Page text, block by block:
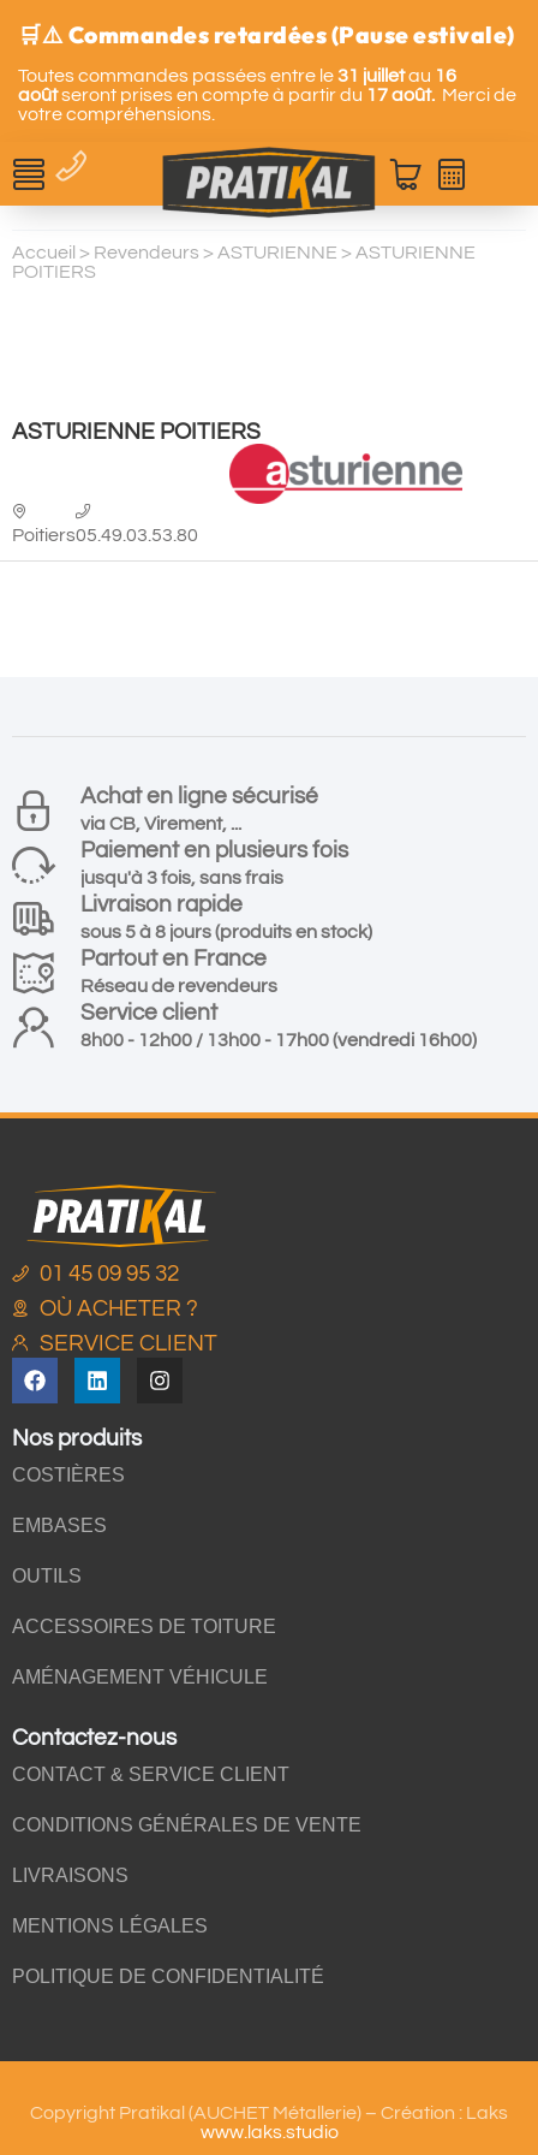
🛒⚠️ Commandes retardées (Pause estivale)
Toutes commandes passées entre le31 juilletau 16
aoûtseront prises en compte à partir du 17 août. Merci de
votre compréhensions.
Accueil > Revendeurs > ASTURIENNE > ASTURIENNE
POITIERS
ASTURIENNE POITIERS
Poitiers05.49.03.53.80
Achat en ligne sécurisé
via CB, Virement, ...
Paiement en plusieurs fois
jusqu'à 3 fois, sans frais
Livraison rapide
sous 5 à 8 jours (produits en stock)
Partout en France
Réseau de revendeurs
Service client
8h00 - 12h00 / 13h00 - 17h00 (vendredi 16h00)
01 45 09 95 32
OÙ ACHETER ?
SERVICE CLIENT
Nos produits
COSTIÈRES
EMBASES
OUTILS
ACCESSOIRES DE TOITURE
AMÉNAGEMENT VÉHICULE
Contactez-nous
CONTACT & SERVICE CLIENT
CONDITIONS GÉNÉRALES DE VENTE
LIVRAISONS
MENTIONS LÉGALES
POLITIQUE DE CONFIDENTIALITÉ
Copyright Pratikal (AUCHET Métallerie) – Création : Laks
www.laks.studio